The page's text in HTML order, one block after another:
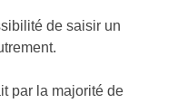
de saisir un
par la majorité de